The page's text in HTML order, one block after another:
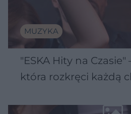
MUZYKA
"ESKA Hity na Czasie"
która rozkręci każdą